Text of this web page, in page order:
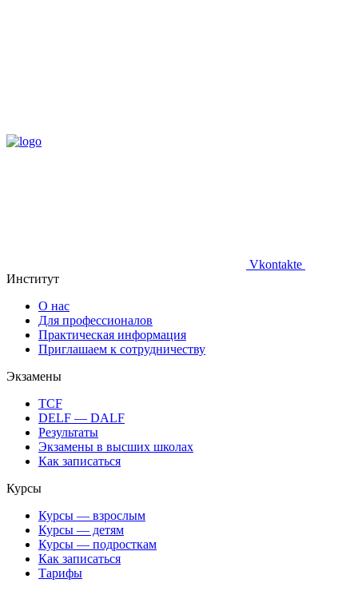
Vkontakte
Институт
О нас
Для профессионалов
Практическая информация
Приглашаем к сотрудничеству
Экзамены
TCF
DELF — DALF
Результаты
Экзамены в высших школах
Как записаться
Курсы
Курсы — взрослым
Курсы — детям
Курсы — подросткам
Как записаться
Тарифы